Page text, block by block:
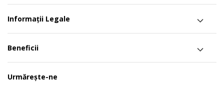
Informații Legale
Beneficii
Urmărește-ne